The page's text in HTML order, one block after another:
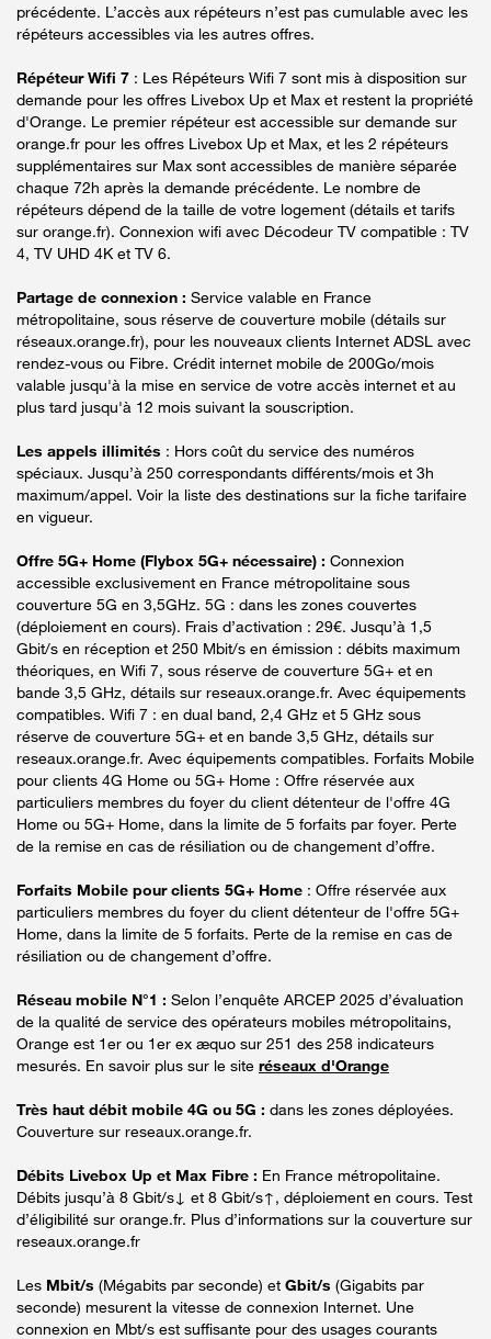
précédente. L’accès aux répéteurs n’est pas cumulable avec les
répéteurs accessibles via les autres offres.
Répéteur Wifi 7 : Les Répéteurs Wifi 7 sont mis à disposition sur
demande pour les offres Livebox Up et Max et restent la propriété
d'Orange. Le premier répéteur est accessible sur demande sur
orange.fr pour les offres Livebox Up et Max, et les 2 répéteurs
supplémentaires sur Max sont accessibles de manière séparée
chaque 72h après la demande précédente. Le nombre de
répéteurs dépend de la taille de votre logement (détails et tarifs
sur orange.fr). Connexion wifi avec Décodeur TV compatible : TV
4, TV UHD 4K et TV 6.
Partage de connexion : Service valable en France
métropolitaine, sous réserve de couverture mobile (détails sur
réseaux.orange.fr), pour les nouveaux clients Internet ADSL avec
rendez-vous ou Fibre. Crédit internet mobile de 200Go/mois
valable jusqu'à la mise en service de votre accès internet et au
plus tard jusqu'à 12 mois suivant la souscription.
Les appels illimités : Hors coût du service des numéros
spéciaux. Jusqu’à 250 correspondants différents/mois et 3h
maximum/appel. Voir la liste des destinations sur la fiche tarifaire
en vigueur.
Offre 5G+ Home (Flybox 5G+ nécessaire) : Connexion
accessible exclusivement en France métropolitaine sous
couverture 5G en 3,5GHz. 5G : dans les zones couvertes
(déploiement en cours). Frais d’activation : 29€. Jusqu’à 1,5
Gbit/s en réception et 250 Mbit/s en émission : débits maximum
théoriques, en Wifi 7, sous réserve de couverture 5G+ et en
bande 3,5 GHz, détails sur reseaux.orange.fr. Avec équipements
compatibles. Wifi 7 : en dual band, 2,4 GHz et 5 GHz sous
réserve de couverture 5G+ et en bande 3,5 GHz, détails sur
reseaux.orange.fr. Avec équipements compatibles. Forfaits Mobile
pour clients 4G Home ou 5G+ Home : Offre réservée aux
particuliers membres du foyer du client détenteur de l'offre 4G
Home ou 5G+ Home, dans la limite de 5 forfaits par foyer. Perte
de la remise en cas de résiliation ou de changement d’offre.
Forfaits Mobile pour clients 5G+ Home : Offre réservée aux
particuliers membres du foyer du client détenteur de l'offre 5G+
Home, dans la limite de 5 forfaits. Perte de la remise en cas de
résiliation ou de changement d’offre.
Réseau mobile N°1 : Selon l’enquête ARCEP 2025 d’évaluation
de la qualité de service des opérateurs mobiles métropolitains,
Orange est 1er ou 1er ex æquo sur 251 des 258 indicateurs
mesurés. En savoir plus sur le site réseaux d'Orange
Très haut débit mobile 4G ou 5G : dans les zones déployées.
Couverture sur reseaux.orange.fr.
Débits Livebox Up et Max Fibre : En France métropolitaine.
Débits jusqu’à 8 Gbit/s↓ et 8 Gbit/s↑, déploiement en cours. Test
d’éligibilité sur orange.fr. Plus d’informations sur la couverture sur
reseaux.orange.fr
Les Mbit/s (Mégabits par seconde) et Gbit/s (Gigabits par
seconde) mesurent la vitesse de connexion Internet. Une
connexion en Mbt/s est suffisante pour des usages courants